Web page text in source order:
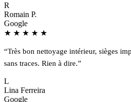
R
Romain P.
Google
★ ★ ★ ★ ★
“Très bon nettoyage intérieur, sièges
sans traces. Rien à dire.”
L
Lina Ferreira
Google